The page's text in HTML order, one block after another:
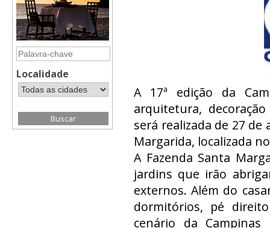
Localidade
A 17ª edição da
arquitetura,
será realizada de 27 de
Margarida, localizada
A Fazenda Santa
jardins que irão
externos. Além do
dormitórios, pé
cenário da